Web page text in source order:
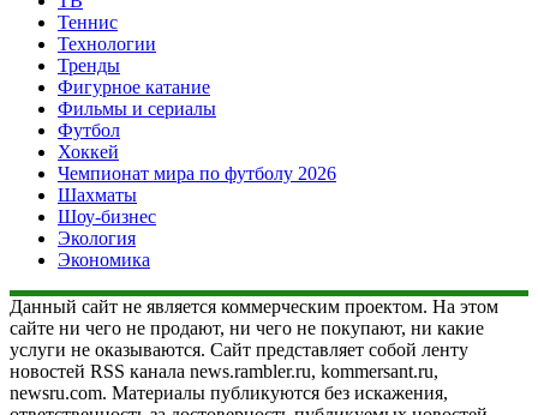
Теннис
Технологии
Тренды
Фигурное катание
Фильмы и сериалы
Футбол
Хоккей
Чемпионат мира по футболу 2026
Шахматы
Шоу-бизнес
Экология
Экономика
Данный сайт не является коммерческим проектом. На этом
сайте ни чего не продают, ни чего не покупают, ни какие
услуги не оказываются. Сайт представляет собой ленту
новостей RSS канала news.rambler.ru, kommersant.ru,
newsru.com. Материалы публикуются без искажения,